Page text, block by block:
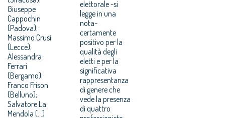
Giuseppe
Cappochin
(Padova);
Massimo Crusi
(Lecce);
Alessandra
Ferrari
(Bergamo);
Franco Frison
(Belluno);
Salvatore La
Mendola (…)
elettorale -si
legge in una
nota-
certamente
positivo per la
qualità degli
eletti e per la
significativa
rappresentanza
di genere che
vede la presenza
di quattro